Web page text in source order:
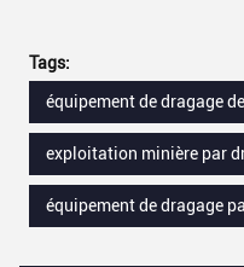
Tags:
équipement de dragage
exploitation minière par
équipement de dragage